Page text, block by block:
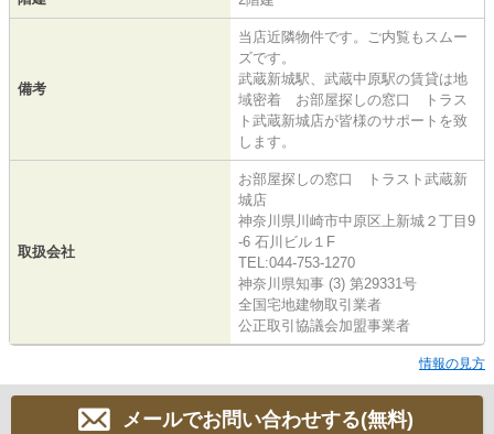
備考
当店近隣物件です。ご内覧もスムー
ズです。
武蔵新城駅、武蔵中原駅の賃貸は地
域密着 お部屋探しの窓口 トラス
ト武蔵新城店が皆様のサポートを致
します。
取扱会社
お部屋探しの窓口 トラスト武蔵新
城店
神奈川県川崎市中原区上新城２丁目9
-6 石川ビル１F
TEL:044-753-1270
神奈川県知事 (3) 第29331号
全国宅地建物取引業者
公正取引協議会加盟事業者
情報の見方
メールでお問い合わせする(無料)